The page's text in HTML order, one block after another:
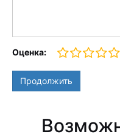
Оценка:
Продолжить